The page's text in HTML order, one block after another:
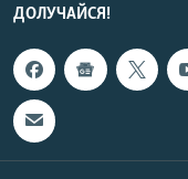
ДОЛУЧАЙСЯ!